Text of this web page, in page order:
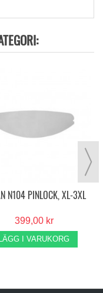
N104 PINLOCK, XL-3XL
399,00 kr
LÄGG I VARUKORG